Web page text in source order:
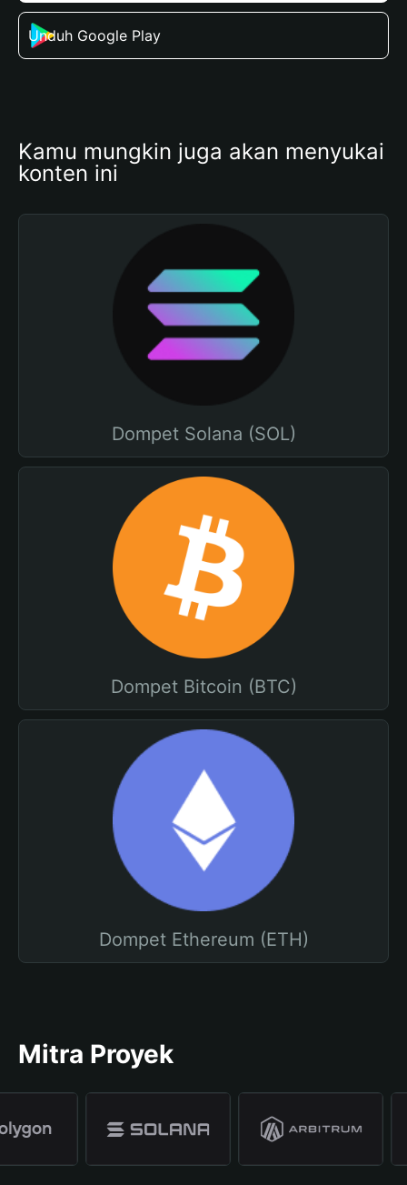
Unduh Google Play
Kamu mungkin juga akan menyukai
konten ini
Dompet Solana (SOL)
Dompet Bitcoin (BTC)
Dompet Ethereum (ETH)
Mitra Proyek